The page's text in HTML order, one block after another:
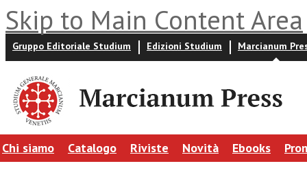
Skip to Main Content Area
Gruppo Editoriale Studium Edizioni Studium Marcianum
Chi siamo Catalogo Riviste Novità Ebooks